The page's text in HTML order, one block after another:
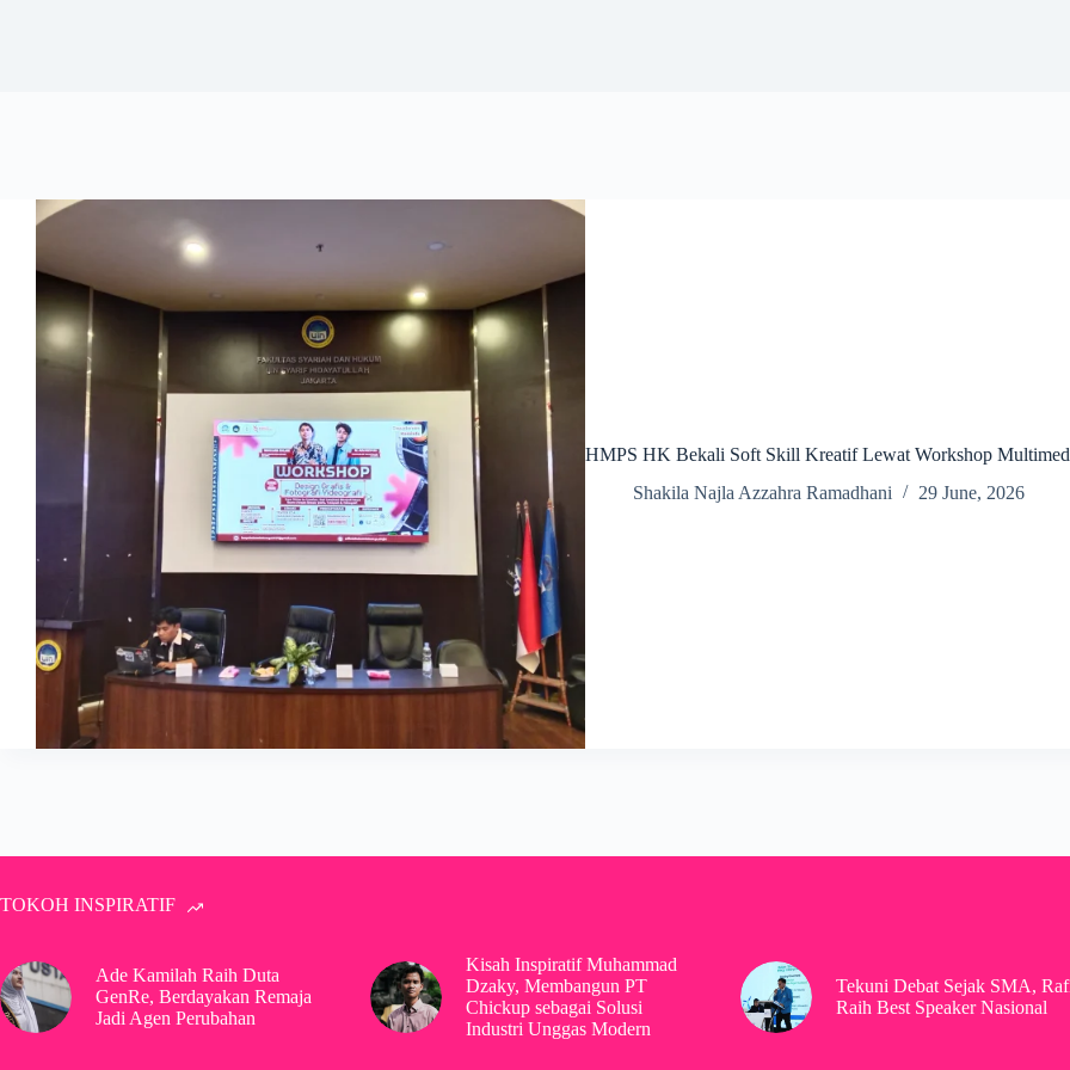
HMPS HK Bekali Soft Skill Kreatif Lewat Workshop
Shakila Najla Azzahra Ramadhani
29 June, 2026
TOKOH INSPIRATIF
Ade Kamilah Raih Duta
GenRe, Berdayakan Remaja
Jadi Agen Perubahan
Kisah Inspiratif Muhammad
Dzaky, Membangun PT
Chickup sebagai Solusi
Industri Unggas Modern
Tekuni Debat Sejak SMA,
Raih Best Speaker Nasional